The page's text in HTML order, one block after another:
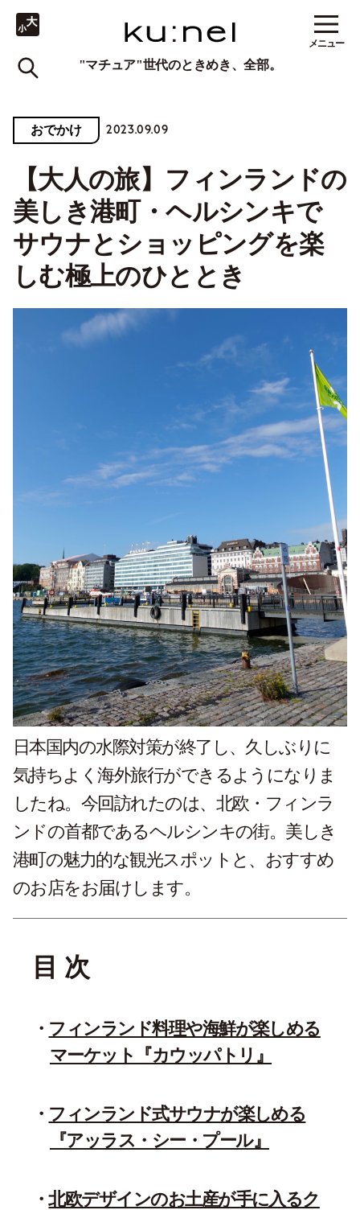
"マチュア"世代のときめき、全部。
メニュー
おでかけ 2023.09.09
【大人の旅】フィンランドの
美しき港町・ヘルシンキで
サウナとショッピングを楽
しむ極上のひととき
日本国内の水際対策が終了し、久しぶりに
気持ちよく海外旅行ができるようになりま
したね。今回訪れたのは、北欧・フィンラ
ンドの首都であるヘルシンキの街。美しき
港町の魅力的な観光スポットと、おすすめ
のお店をお届けします。
目 次
フィンランド料理や海鮮が楽しめる
マーケット『カウッパトリ』
フィンランド式サウナが楽しめる
『アッラス・シー・プール』
北欧デザインのお土産が手に入るク